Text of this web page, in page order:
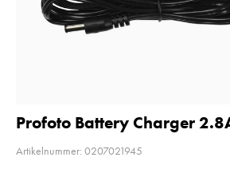
Batteri till
Profoto Battery Charger
Artikelnummer: 0207021945